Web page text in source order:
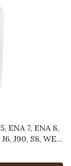
ENA 7, ENA 8,
J90, S8, WE8